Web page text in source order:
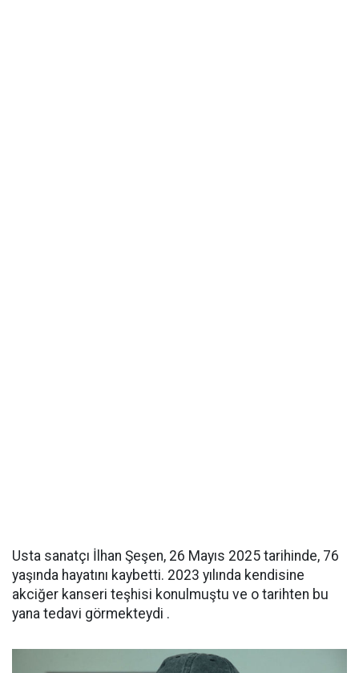
Usta sanatçı İlhan Şeşen, 26 Mayıs 2025 tarihinde, 76
yaşında hayatını kaybetti. 2023 yılında kendisine
akciğer kanseri teşhisi konulmuştu ve o tarihten bu
yana tedavi görmekteydi .